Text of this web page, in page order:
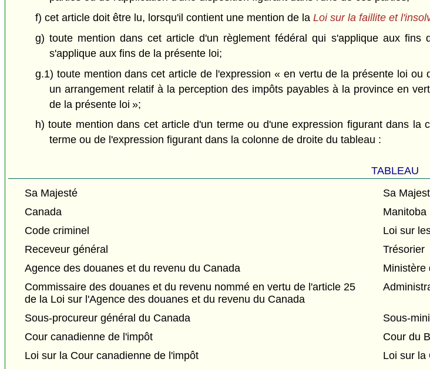
f) cet article doit être lu, lorsqu'il contient une mention de la Loi sur la faillite et
g) toute mention dans cet article d'un règlement fédéral qui s'applique aux
s'applique aux fins de la présente loi;
g.1) toute mention dans cet article de l'expression « en vertu de la présente loi
un arrangement relatif à la perception des impôts payables à la province en
de la présente loi »;
h) toute mention dans cet article d'un terme ou d'une expression figurant dans
terme ou de l'expression figurant dans la colonne de droite du tableau :
TABLEAU
Sa Majesté
Sa
Canada
Manitoba
Code criminel
Loi sur
Receveur général
Trésorier
Agence des douanes et du revenu du Canada
Ministère
Commissaire des douanes et du revenu nommé en vertu de l'article 25
de la Loi sur l'Agence des douanes et du revenu du Canada
Sous-procureur général du Canada
Sous-
Cour canadienne de l'impôt
Cour du
Loi sur la Cour canadienne de l'impôt
Loi sur la